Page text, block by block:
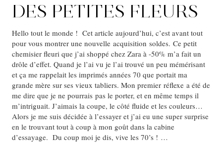
DES PETITES FLEURS
Hello tout le monde ! Cet article aujourd’hui, c’est avant tout
pour vous montrer une nouvelle acquisition soldes. Ce petit
chemisier fleuri que j’ai shoppé chez Zara à -50% m’a fait un
drôle d’effet. Quand je l’ai vu je l’ai trouvé un peu mémérisant
et ça me rappelait les imprimés années 70 que portait ma
grande mère sur ses vieux tabliers. Mon premier réflexe a été de
me dire que je ne pourrais pas le porter, et en même temps il
m’intriguait. J’aimais la coupe, le côté fluide et les couleurs…
Alors je me suis décidée à l’essayer et j’ai eu une super surprise
en le trouvant tout à coup à mon goût dans la cabine
d’essayage. Du coup moi je dis, vive les 70’s ! …